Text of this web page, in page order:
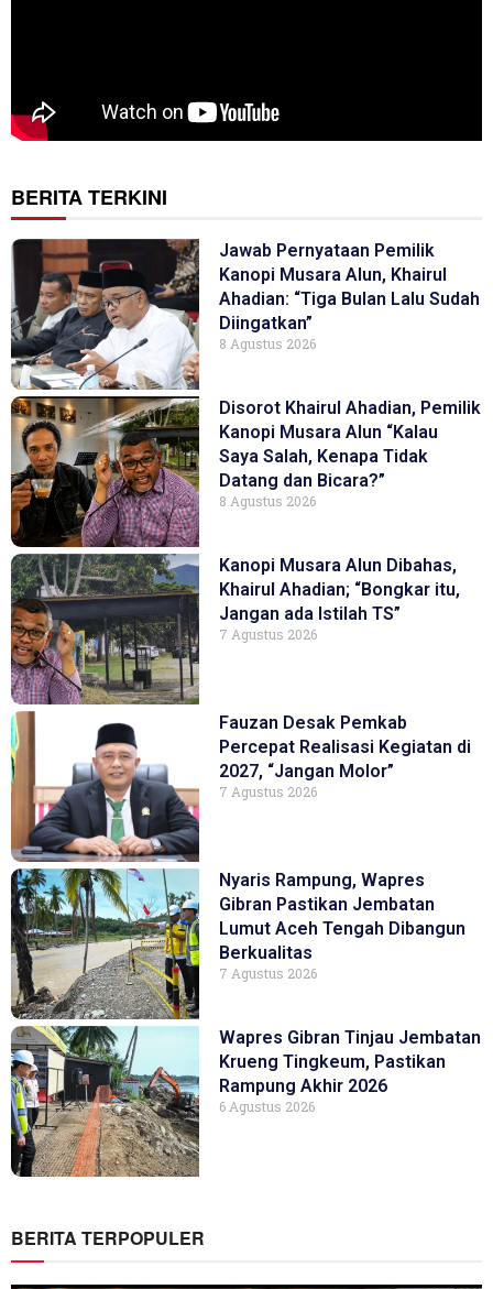
BERITA TERKINI
Jawab Pernyataan Pemilik
Kanopi Musara Alun, Khairul
Ahadian: “Tiga Bulan Lalu Sudah
Diingatkan”
8 Agustus 2026
Disorot Khairul Ahadian, Pemilik
Kanopi Musara Alun “Kalau
Saya Salah, Kenapa Tidak
Datang dan Bicara?”
8 Agustus 2026
Kanopi Musara Alun Dibahas,
Khairul Ahadian; “Bongkar itu,
Jangan ada Istilah TS”
7 Agustus 2026
Fauzan Desak Pemkab
Percepat Realisasi Kegiatan di
2027, “Jangan Molor”
7 Agustus 2026
Nyaris Rampung, Wapres
Gibran Pastikan Jembatan
Lumut Aceh Tengah Dibangun
Berkualitas
7 Agustus 2026
Wapres Gibran Tinjau Jembatan
Krueng Tingkeum, Pastikan
Rampung Akhir 2026
6 Agustus 2026
BERITA TERPOPULER